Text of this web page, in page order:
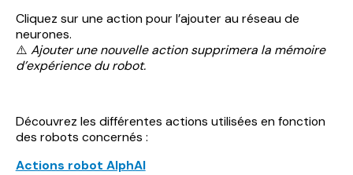
Cliquez sur une action pour l’ajouter au réseau de
neurones.
⚠️ Ajouter une nouvelle action supprimera la mémoire
d’expérience du robot.
Découvrez les différentes actions utilisées en fonction
des robots concernés :
Actions robot AlphAI